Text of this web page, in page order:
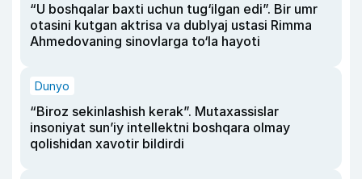
“U boshqalar baxti uchun tug‘ilgan edi”. Bir umr
otasini kutgan aktrisa va dublyaj ustasi Rimma
Ahmedovaning sinovlarga to‘la hayoti
Dunyo
“Biroz sekinlashish kerak”. Mutaxassislar
insoniyat sun’iy intellektni boshqara olmay
qolishidan xavotir bildirdi